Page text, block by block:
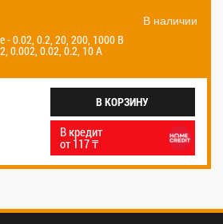
В наличии
- 0.02, 0.2, 20, 200, 1000 В
0.002, 0.02, 0.2, 10 А
В КОРЗИНУ
В кредит
от 117 ₸